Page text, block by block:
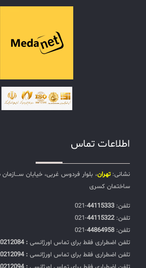
اطلاعات تماس
نشانی:تهران، بلوار فردوس غربی، خیابان
ساختمان کسری
تلفن:‌ 44115333
-021
تلفن:‌44115322
-021
تلفن:‌ 44864958
-021
تلفن اضطراری فقط برای تماس اورژانسی : 09120212084
تلفن اضطراری فقط برای تماس اورژانسی : 09120212094